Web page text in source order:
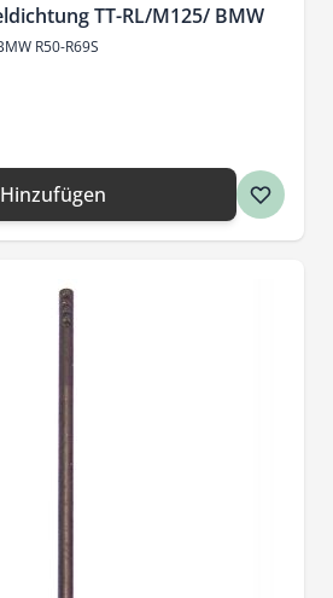
TT-RL/M125/ BMW
R50-R69S
Hinzufügen